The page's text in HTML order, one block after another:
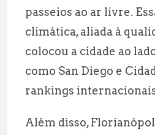
passeios ao ar livre.
climática, aliada à
colocou a cidade ao
como San Diego e
rankings
Além disso,